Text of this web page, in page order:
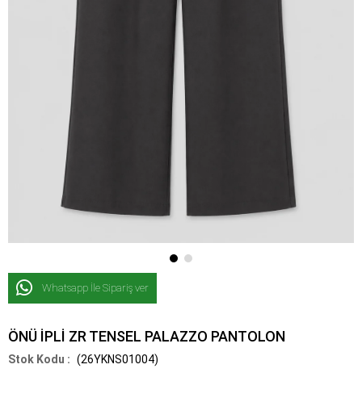
Whatsapp İle Sipariş ver
ÖNÜ İPLİ ZR TENSEL PALAZZO PANTOLON
(26YKNS01004)